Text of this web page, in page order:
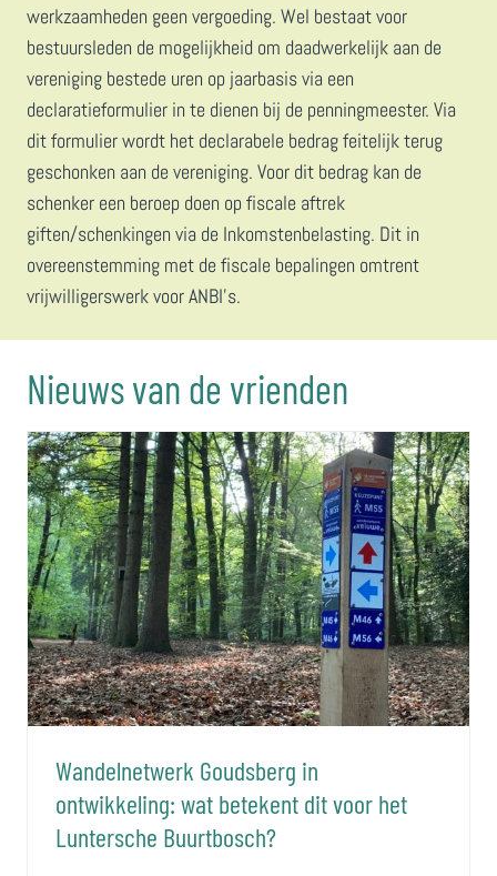
werkzaamheden geen vergoeding. Wel bestaat voor
bestuursleden de mogelijkheid om daadwerkelijk aan de
vereniging bestede uren op jaarbasis via een
declaratieformulier in te dienen bij de penningmeester. Via
dit formulier wordt het declarabele bedrag feitelijk terug
geschonken aan de vereniging. Voor dit bedrag kan de
schenker een beroep doen op fiscale aftrek
giften/schenkingen via de Inkomstenbelasting. Dit in
overeenstemming met de fiscale bepalingen omtrent
vrijwilligerswerk voor ANBI’s.
Nieuws van de vrienden
Wandelnetwerk Goudsberg in
ontwikkeling: wat betekent dit voor het
Luntersche Buurtbosch?